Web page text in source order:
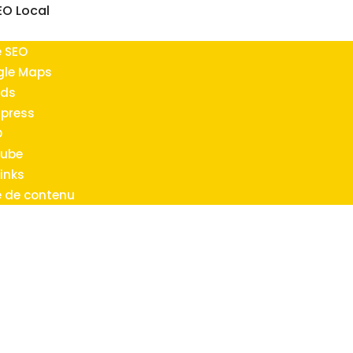
Local
Maps
de contenu